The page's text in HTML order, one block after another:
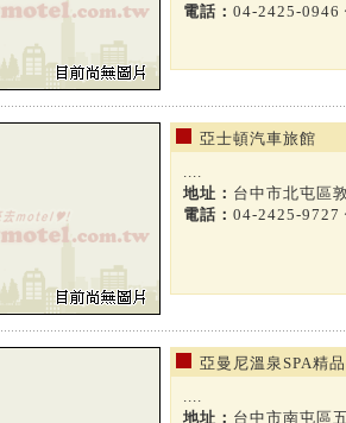
電話： 04-2425-0946
亞士頓汽車旅館
....
地址： 台中市北屯區
電話： 04-2425-9727
亞曼尼溫泉SPA精
....
地址： 台中市南屯區